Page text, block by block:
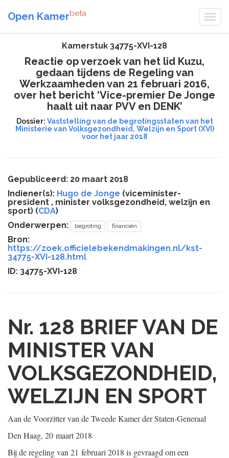
Open Kamerbeta
Kamerstuk 34775-XVI-128
Reactie op verzoek van het lid Kuzu,
gedaan tijdens de Regeling van
Werkzaamheden van 21 februari 2016,
over het bericht ‘Vice-premier De Jonge
haalt uit naar PVV en DENK’
Dossier: Vaststelling van de begrotingsstaten van het
Ministerie van Volksgezondheid, Welzijn en Sport (XVI)
voor het jaar 2018
Gepubliceerd: 20 maart 2018
Indiener(s): Hugo de Jonge (viceminister-
president , minister volksgezondheid, welzijn en
sport) (CDA)
Onderwerpen:
begroting financiën
Bron:
https://zoek.officielebekendmakingen.nl/kst-
34775-XVI-128.html
ID: 34775-XVI-128
Nr. 128 BRIEF VAN DE
MINISTER VAN
VOLKSGEZONDHEID,
WELZIJN EN SPORT
Aan de Voorzitter van de Tweede Kamer der Staten-Generaal
Den Haag, 20 maart 2018
Bij de regeling van 21 februari 2018 is gevraagd om een